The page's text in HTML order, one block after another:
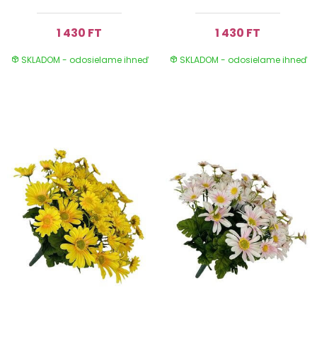
1 430 FT
SKLADOM - odosielame ihneď
1 430 FT
SKLADOM - odosielame ihneď